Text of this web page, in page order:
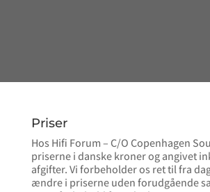
Priser
Hos Hifi Forum – C/O Copenhagen
priserne i danske kroner og angivet
afgifter. Vi forbeholder os ret til fra
ændre i priserne uden forudgående